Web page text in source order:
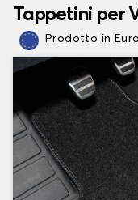
Tappetini per
Prodotto in